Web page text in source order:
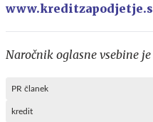
Naročnik oglasne vsebine je
PR članek
kredit